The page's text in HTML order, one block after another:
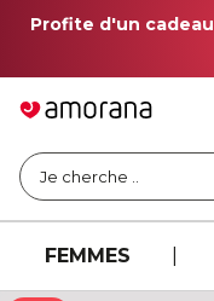
Profite d'un cadeau
Je cherche ..
FEMMES